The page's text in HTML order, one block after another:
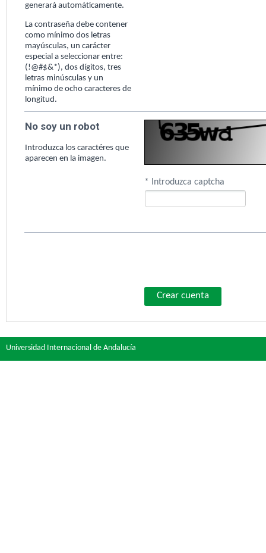
generará automáticamente.
La contraseña debe contener
como mínimo dos letras
mayúsculas, un carácter
especial a seleccionar entre:
(!@#$&*), dos dígitos, tres
letras minúsculas y un
mínimo de ocho caracteres de
longitud.
No soy un robot
Introduzca los caractéres que
aparecen en la imagen.
* Introduzca captcha
Crear cuenta
Universidad Internacional de Andalucía